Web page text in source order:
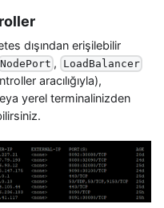
dışından erişilebilir
NodePort , LoadBalancer
aracılığıyla),
yerel terminalinizden